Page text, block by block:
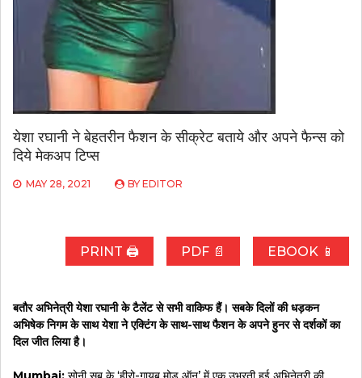
येशा रघानी ने बेहतरीन फैशन के सीक्रेट बताये और अपने फैन्‍स को
दिये मेकअप टिप्‍स
MAY 28, 2021 BY EDITOR
PRINT 🖨 PDF 📄 EBOOK 📱
बतौर अभिनेत्री येशा रघानी के टैलेंट से सभी वाकिफ हैं। सबके दिलों की धड़कन
अभिषेक निगम के साथ येशा ने एक्टिंग के साथ-साथ फैशन के अपने हुनर से दर्शकों का
दिल जीत लिया है।